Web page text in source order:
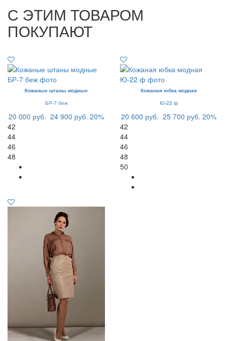
С ЭТИМ ТОВАРОМ
ПОКУПАЮТ
Кожаные штаны модные
БР-7 беж
20 000 руб. 24 900 руб. 20%
42
44
46
48
Кожаная юбка модная
Ю-22 ф
20 600 руб. 25 700 руб. 20%
42
44
46
48
50